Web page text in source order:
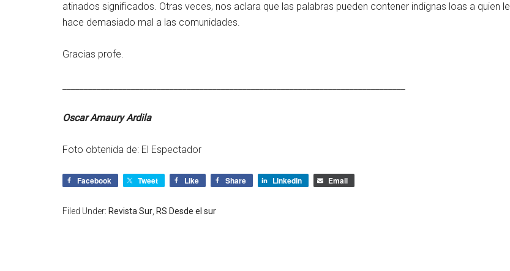
atinados significados. Otras veces, nos aclara que las palabras pueden contener indignas loas a quien le
hace demasiado mal a las comunidades.
Gracias profe.
Oscar Amaury Ardila
Foto obtenida de: El Espectador
Facebook Tweet Like Share LinkedIn Email
Filed Under: Revista Sur RS Desde el sur